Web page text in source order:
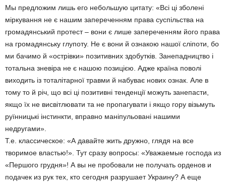
Мы предложим лишь его небольшую цитату: «Всі ці зболені
міркування не є нашим запереченням права суспільства на
громадянський протест – вони є лише запереченням його права
на громадянську глупоту. Не є вони й ознакою нашої сліпоти, бо
ми бачимо й «острівки» позитивних здобутків. Занепадництво і
тотальна зневіра не є нашою позицією. Адже країна поволі
виходить із тоталітарної травми й набуває нових ознак. Але в
тому то й річ, що всі ці позитивні тенденції можуть занепасти,
якщо їх не висвітлювати та не пропагувати і якщо гору візьмуть
руїнницькі інстинкти, вправно маніпульовані нашими
недругами».
Т.е. классическое: «А давайте жить дружно, глядя на все
творимое властью!». Тут сразу вопросы: «Уважаемые господа из
«Першого грудня»! А вы не пробовали не получать орденов и
подачек из рук тех, кто сегодня разрушает Украину? А еще